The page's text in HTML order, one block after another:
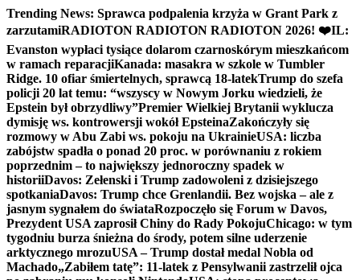
Skip
to
Trending News: Sprawca podpalenia krzyża w Grant Park z
zarzutamiRADIOTON RADIOTON RADIOTON 2026! ❤️IL:
Evanston wypłaci tysiące dolarom czarnoskórym mieszkańcom
w ramach reparacjiKanada: masakra w szkole w Tumbler
Ridge. 10 ofiar śmiertelnych, sprawcą 18-latekTrump do szefa
policji 20 lat temu: “wszyscy w Nowym Jorku wiedzieli, że
Epstein był obrzydliwy”Premier Wielkiej Brytanii wyklucza
dymisję ws. kontrowersji wokół EpsteinaZakończyły się
rozmowy w Abu Zabi ws. pokoju na UkrainieUSA: liczba
zabójstw spadła o ponad 20 proc. w porównaniu z rokiem
poprzednim – to największy jednoroczny spadek w
historiiDavos: Zełenski i Trump zadowoleni z dzisiejszego
spotkaniaDavos: Trump chce Grenlandii. Bez wojska – ale z
jasnym sygnałem do świataRozpoczęło się Forum w Davos,
Prezydent USA zaprosił Chiny do Rady PokojuChicago: w tym
tygodniu burza śnieżna do środy, potem silne uderzenie
arktycznego mrozuUSA – Trump dostał medal Nobla od
Machado„Zabiłem tatę”: 11-latek z Pensylwanii zastrzelił ojca